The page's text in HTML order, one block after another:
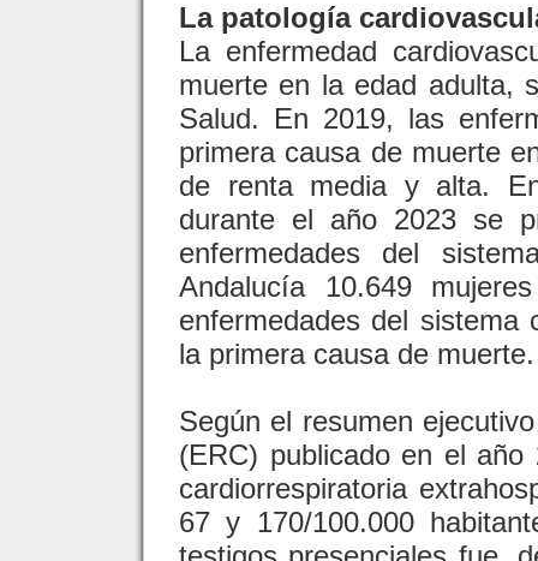
La patología
La enfermedad
muerte en la edad adulta,
Salud. En 2019, las
primera causa de muerte
de renta media y alta.
durante el año 2023 se
enfermedades del
Andalucía 10.649
enfermedades del sistema
la primera causa de muerte.
Según el resumen
(ERC) publicado en el
cardiorrespiratoria
67 y 170/100.000